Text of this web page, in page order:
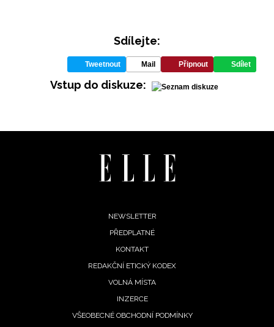
REDAKCE
Sdílejte:
Tweetnout Mail Připnout Sdílet
Vstup do diskuze:
NEWSLETTER
PŘEDPLATNÉ
KONTAKT
REDAKČNÍ ETICKÝ KODEX
VOLNÁ MÍSTA
INZERCE
VŠEOBECNÉ OBCHODNÍ PODMÍNKY